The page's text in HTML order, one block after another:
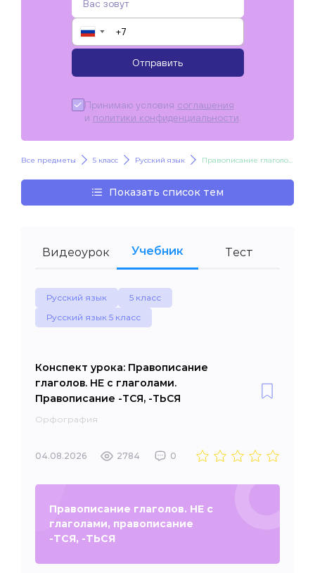
▼
Отправить
Принимаю условия соглашения
и политики конфиденциальности
Все предметы 5 класс Русский язык Правописание глаголов. НЕ с глаголами. Правописание -ТСЯ, -ТЬСЯ
Показать список тем
Видеоурок Учебник Тест
Русский язык
5 класс
Русский язык 5 класс
Конспект урока: Правописание
глаголов. НЕ с глаголами.
Правописание -ТСЯ, -ТЬСЯ
Орфография
04.08.2026 2784 0
Правописание глаголов. НЕ с
глаголами, правописание
-ТСЯ, -ТЬСЯ